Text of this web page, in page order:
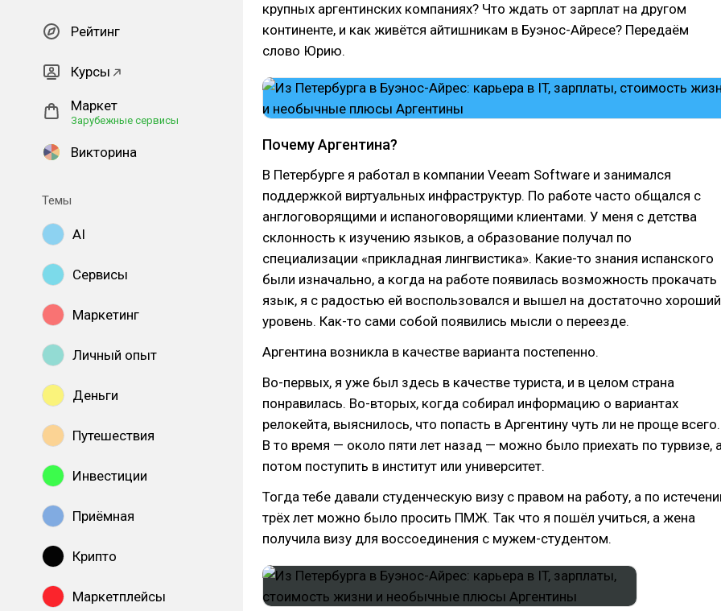
Рейтинг
Курсы
Маркет
Зарубежные сервисы
Викторина
Темы
AI
Сервисы
Маркетинг
Личный опыт
Деньги
Путешествия
Инвестиции
Приёмная
Крипто
Маркетплейсы
крупных аргентинских компаниях? Что ждать от зарплат на другом
континенте, и как живётся айтишникам в Буэнос-Айресе? Передаём
слово Юрию.
Почему Аргентина?
В Петербурге я работал в компании Veeam Software и занимался
поддержкой виртуальных инфраструктур. По работе часто общался с
англоговорящими и испаноговорящими клиентами. У меня с детства
склонность к изучению языков, а образование получал по
специализации «прикладная лингвистика». Какие-то знания испанского
были изначально, а когда на работе появилась возможность прокачать
язык, я с радостью ей воспользовался и вышел на достаточно хороший
уровень. Как-то сами собой появились мысли о переезде.
Аргентина возникла в качестве варианта постепенно.
Во-первых, я уже был здесь в качестве туриста, и в целом страна
понравилась. Во-вторых, когда собирал информацию о вариантах
релокейта, выяснилось, что попасть в Аргентину чуть ли не проще всего.
В то время — около пяти лет назад — можно было приехать по турвизе,
потом поступить в институт или университет.
Тогда тебе давали студенческую визу с правом на работу, а по
трёх лет можно было просить ПМЖ. Так что я пошёл учиться, а жена
получила визу для воссоединения с мужем-студентом.